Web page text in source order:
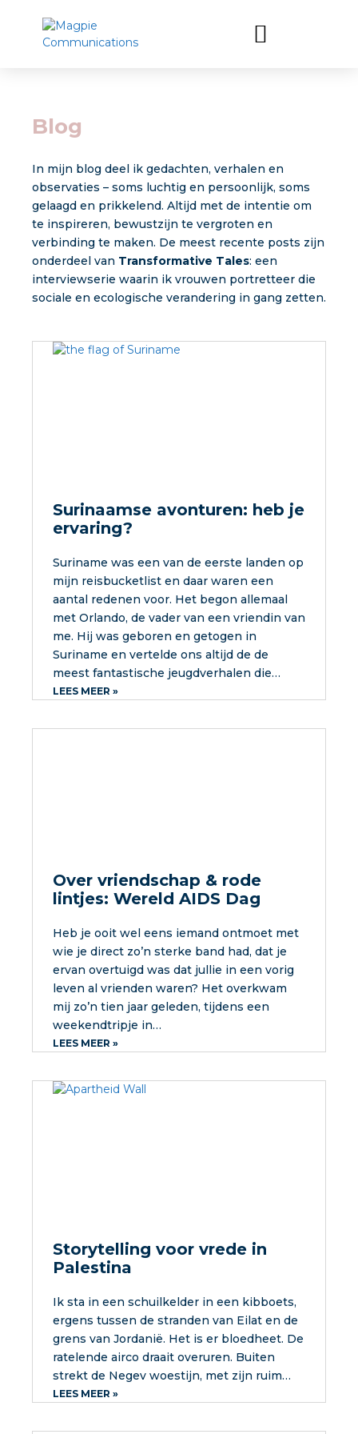
Blog
In mijn blog deel ik gedachten, verhalen en
observaties – soms luchtig en persoonlijk, soms
gelaagd en prikkelend. Altijd met de intentie om
te inspireren, bewustzijn te vergroten en
verbinding te maken. De meest recente posts zijn
onderdeel van Transformative Tales: een
interviewserie waarin ik vrouwen portretteer die
sociale en ecologische verandering in gang zetten.
Surinaamse avonturen: heb je
ervaring?
Suriname was een van de eerste landen op
mijn reisbucketlist en daar waren een
aantal redenen voor. Het begon allemaal
met Orlando, de vader van een vriendin van
me. Hij was geboren en getogen in
Suriname en vertelde ons altijd de de
meest fantastische jeugdverhalen die…
LEES MEER »
Over vriendschap & rode
lintjes: Wereld AIDS Dag
Heb je ooit wel eens iemand ontmoet met
wie je direct zo’n sterke band had, dat je
ervan overtuigd was dat jullie in een vorig
leven al vrienden waren? Het overkwam
mij zo’n tien jaar geleden, tijdens een
weekendtripje in…
LEES MEER »
Storytelling voor vrede in
Palestina
Ik sta in een schuilkelder in een kibboets,
ergens tussen de stranden van Eilat en de
grens van Jordanië. Het is er bloedheet. De
ratelende airco draait overuren. Buiten
strekt de Negev woestijn, met zijn ruim…
LEES MEER »